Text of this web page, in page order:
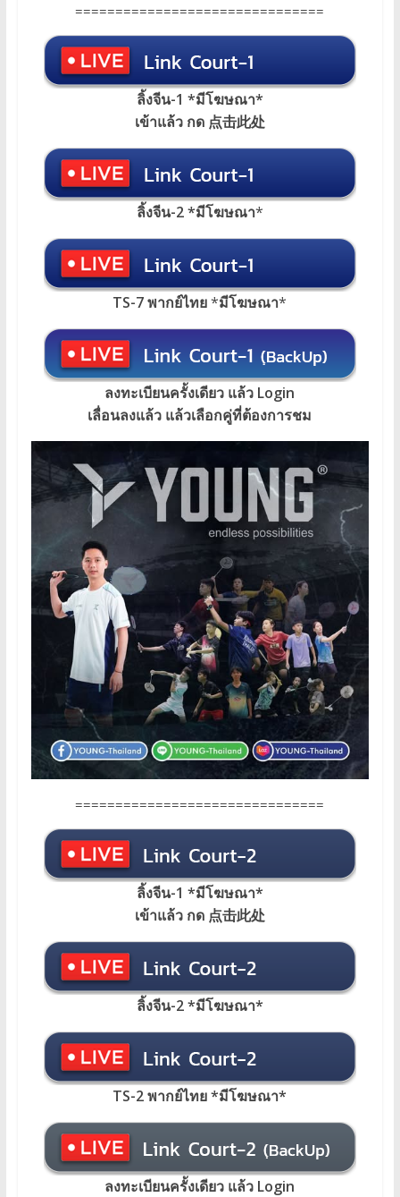
===============================
ลิ้งจีน-1 *มีโฆษณา*
เข้าแล้ว กด 点击此处
ลิ้งจีน-2 *มีโฆษณา*
TS-7 พากย์ไทย*มีโฆษณา*
ลงทะเบียนครั้งเดียว แล้ว Login
เลื่อนลงแล้ว แล้วเลือกคู่ที่ต้องการชม
===============================
ลิ้งจีน-1 *มีโฆษณา*
เข้าแล้ว กด 点击此处
ลิ้งจีน-2 *มีโฆษณา*
TS-2 พากย์ไทย*มีโฆษณา*
ลงทะเบียนครั้งเดียว แล้ว Login